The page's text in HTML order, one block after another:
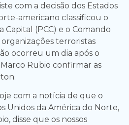
com a decisão dos Estados
americano classificou o
Capital (PCC) e o Comando
terroristas
ocorreu um dia após o
Rubio confirmar as
com a notícia de que o
Unidos da América do Norte,
disse que os nossos